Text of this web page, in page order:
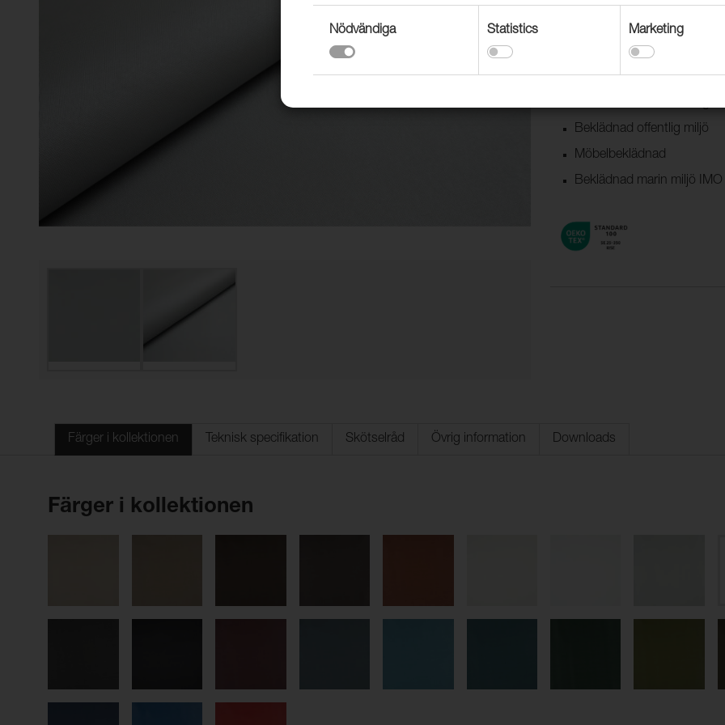
Användningsområden
Beklädnad dekoration
Beklädnad offentlig miljö
Möbelbeklädnad
Beklädnad marin miljö IMO
Färger i kollektionen Teknisk specifikation Skötselråd Övrig information Downloads
Färger i kollektionen
Nödvändiga Statistics Marketing